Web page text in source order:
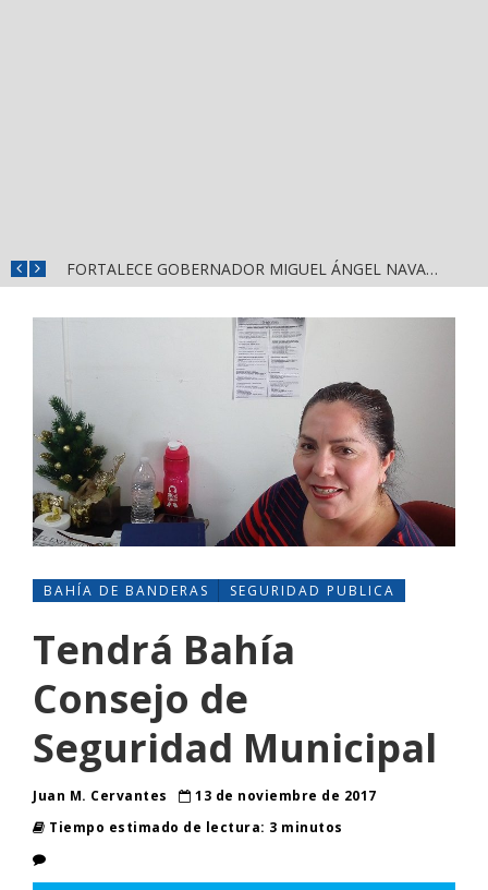
FORTALECE GOBERNADOR MIGUEL ÁNGEL NAVARRO LA COORDINACIÓN CON EL SECTOR EDUCATIVO EN NAYARIT
BAHÍA DE BANDERAS SEGURIDAD PUBLICA
Tendrá Bahía
Consejo de
Seguridad Municipal
Juan M. Cervantes
13 de noviembre de 2017
Tiempo estimado de lectura: 3 minutos